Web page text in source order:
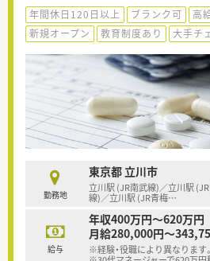
年間休日120日以上 ブランク可
高
新規オープン
教育制度あり 大手チ
勤務地
東京都 立川市
立川駅 (JR南武線)／立川駅
線)／立川駅 (JR青梅…
給与
年収400万円～620万円
月給280,000円～
※経験・役職により異なります。